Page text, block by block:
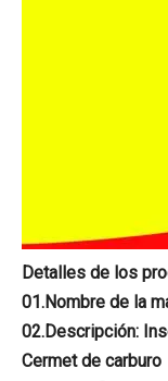
Detalles de los
01.Nombre de la
02.Descripción:
Cermet de carburo